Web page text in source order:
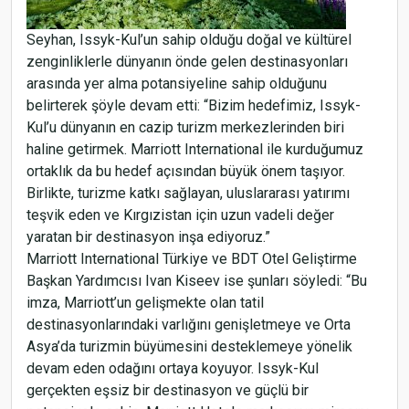
Seyhan, Issyk-Kul’un sahip olduğu doğal ve kültürel
zenginliklerle dünyanın önde gelen destinasyonları
arasında yer alma potansiyeline sahip olduğunu
belirterek şöyle devam etti: “Bizim hedefimiz, Issyk-
Kul’u dünyanın en cazip turizm merkezlerinden biri
haline getirmek. Marriott International ile kurduğumuz
ortaklık da bu hedef açısından büyük önem taşıyor.
Birlikte, turizme katkı sağlayan, uluslararası yatırımı
teşvik eden ve Kırgızistan için uzun vadeli değer
yaratan bir destinasyon inşa ediyoruz.”
Marriott International Türkiye ve BDT Otel Geliştirme
Başkan Yardımcısı Ivan Kiseev ise şunları söyledi: “Bu
imza, Marriott’un gelişmekte olan tatil
destinasyonlarındaki varlığını genişletmeye ve Orta
Asya’da turizmin büyümesini desteklemeye yönelik
devam eden odağını ortaya koyuyor. Issyk-Kul
gerçekten eşsiz bir destinasyon ve güçlü bir